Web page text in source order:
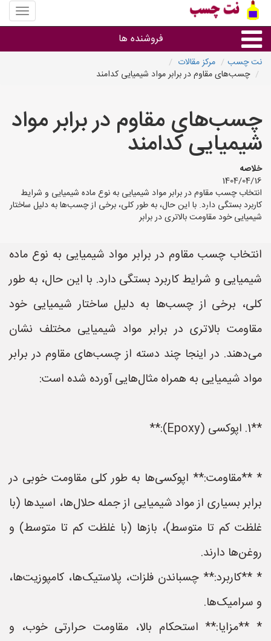
منوی
سایت
چسب
فروشنده ها
گروه ها
استان ها
نت چسب
مرکز مقالات
چسب‌های مقاوم در برابر مواد شیمیایی کدامند
چسب‌های مقاوم در برابر مواد
شیمیایی کدامند
خلاصه
1404/04/16
انتخاب چسب مقاوم در برابر مواد شیمیایی به نوع ماده شیمیایی و شرایط
کاربرد بستگی دارد. با این حال، به طور کلی، برخی از چسب‌ها به دلیل ساختار
شیمیایی خود مقاومت بالاتری در برابر
انتخاب چسب مقاوم در برابر مواد شیمیایی به نوع ماده
شیمیایی و شرایط کاربرد بستگی دارد. با این حال، به طور
کلی، برخی از چسب‌ها به دلیل ساختار شیمیایی خود
مقاومت بالاتری در برابر مواد شیمیایی مختلف نشان
می‌دهند. در اینجا چند دسته از چسب‌های مقاوم در برابر
مواد شیمیایی به همراه مثال‌هایی آورده شده است:
**1. اپوکسی (Epoxy):**
* **مقاومت:** اپوکسی‌ها به طور کلی مقاومت خوبی در
برابر بسیاری از مواد شیمیایی از جمله حلال‌ها، اسیدها (با
غلظت کم تا متوسط)، بازها (با غلظت کم تا متوسط) و
روغن‌ها دارند.
* **کاربرد:** چسباندن فلزات، پلاستیک‌ها، کامپوزیت‌ها،
و سرامیک‌ها.
* **مزایا:** استحکام بالا، مقاومت حرارتی خوب، و